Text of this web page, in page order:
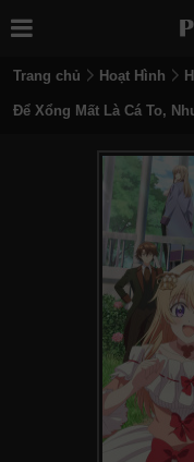
Trang chủ Hoạt Hình
Để Xổng Mất Là Cá To,